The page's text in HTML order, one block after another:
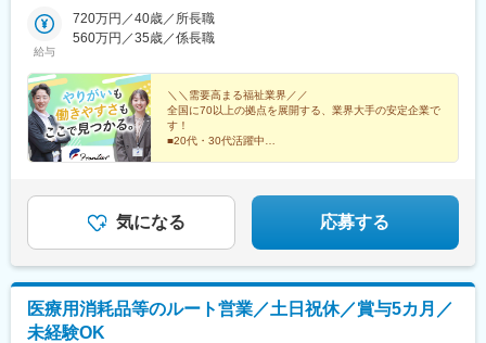
営業所立川営業所八王子営業所【神奈川県】川崎東営業所川崎営
業所横浜北営業所横浜営業所横浜南営業所大和営業所相模原営業
吹田営業所大阪東営業所【奈良県】奈良営業所【兵庫県】神戸営
業所【徳島県】徳島営業所【福岡県】北九州営業所【大分県】大
分営業所
駅、泉体育館駅、北八王子駅、川崎大師駅、中野島駅、東山田
駅、阪東橋駅、港南台駅、鶴間駅、相模原駅、東海大学前駅、尼
センター駅、勝瑞駅、西小倉駅、賀来駅、大森海岸駅、笹塚駅、
大山駅(東京都)、府中本町駅、立飛駅、鈴木町駅、吉野町駅、南林
間駅、志賀本通駅、妙音通駅、吹田駅(東海道本線)、新加美駅、奈
良駅、アイランド北口駅、東門前駅、黄金町駅、清水駅(愛知県)、
桜駅(愛知県)、マリンパーク駅
給与
720万円／40歳／所長職
560万円／35歳／係長職
＼＼需要高まる福祉業界／／
全国に70以上の拠点を展開する、業界大手の安定企業で
す！
■20代・30代活躍中
気になる 応募する
医療用消耗品等のルート営業／土日祝休／賞与5カ月／
未経験OK